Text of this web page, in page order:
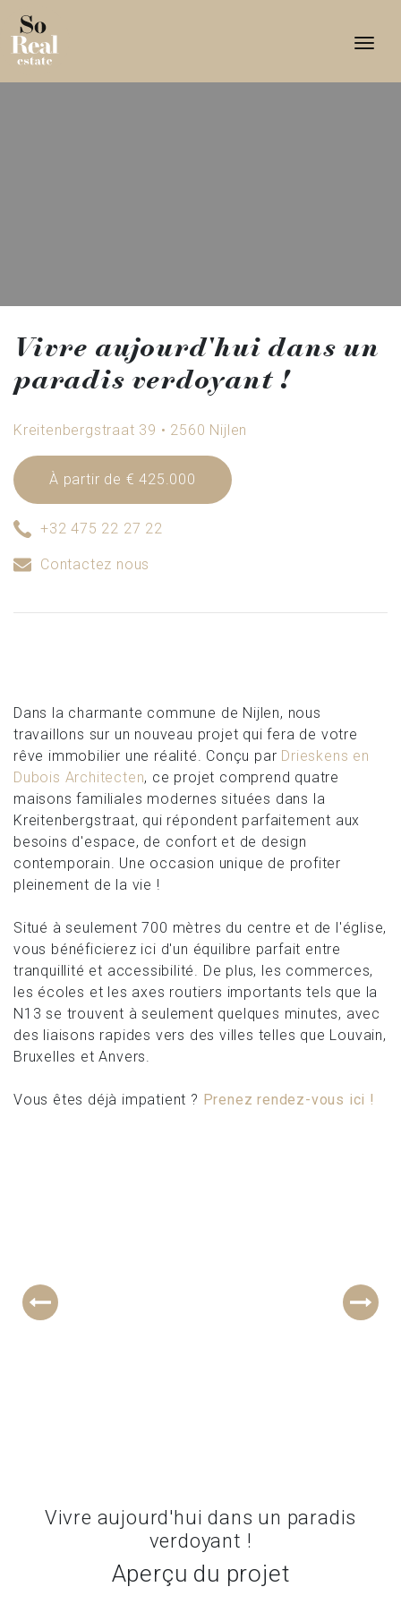
Vivre aujourd'hui dans un
paradis verdoyant !
Kreitenbergstraat 39 • 2560 Nijlen
À partir de € 425.000
+32 475 22 27 22
Contactez nous
Dans la charmante commune de Nijlen, nous
travaillons sur un nouveau projet qui fera de votre
rêve immobilier une réalité. Conçu par Drieskens en
Dubois Architecten, ce projet comprend quatre
maisons familiales modernes situées dans la
Kreitenbergstraat, qui répondent parfaitement aux
besoins d'espace, de confort et de design
contemporain. Une occasion unique de profiter
pleinement de la vie !
Situé à seulement 700 mètres du centre et de l'église,
vous bénéficierez ici d'un équilibre parfait entre
tranquillité et accessibilité. De plus, les commerces,
les écoles et les axes routiers importants tels que la
N13 se trouvent à seulement quelques minutes, avec
des liaisons rapides vers des villes telles que Louvain,
Bruxelles et Anvers.
Vous êtes déjà impatient ? Prenez rendez-vous ici !
Aperçu du projet
Vivre aujourd'hui dans un paradis
verdoyant !